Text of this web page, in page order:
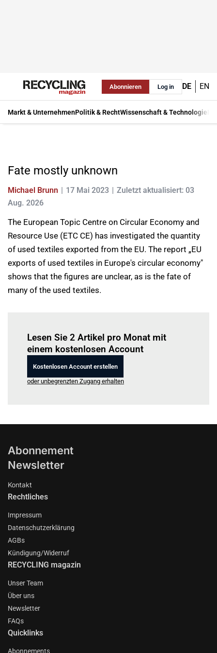
Abonnieren Log in DE EN
Markt & UnternehmenPolitik & RechtWissenschaft & Technologie
Fate mostly unknown
Michael Brunn 17 Mai 2023
Zuletzt aktualisiert: 03
Aug. 2026
The European Topic Centre on Circular Economy and
Resource Use (ETC CE) has investigated the quantity
of used textiles exported from the EU. The report „EU
exports of used textiles in Europe's circular economy"
shows that the figures are unclear, as is the fate of
many of the used textiles.
Lesen Sie 2 Artikel pro Monat mit
einem kostenlosen Account
Kostenlosen Account erstellen
oder unbegrenzten Zugang erhalten
Abonnement
Newsletter
Kontakt
Rechtliches
Impressum
Datenschutzerklärung
AGBs
Kündigung/Widerruf
RECYCLING magazin
Unser Team
Über uns
Newsletter
FAQs
Quicklinks
Abonnements